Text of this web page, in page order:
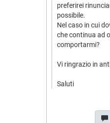
preferirei
possibile.
Nel caso in cui
che continua ad
comportarmi?
Vi ringrazio in
Saluti